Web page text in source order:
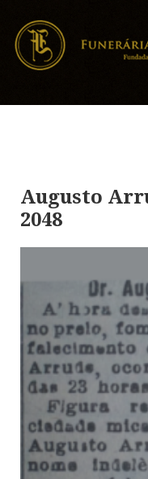
Augusto
2048